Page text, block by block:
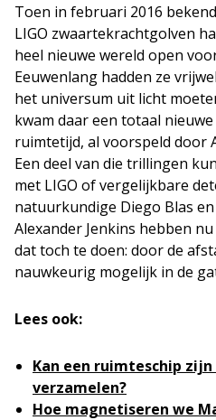
Toen in februari 2016
LIGO zwaartekrachtgolven
heel nieuwe wereld open
Eeuwenlang hadden ze
het universum uit licht
kwam daar een totaal
ruimtetijd, al voorspeld door
Een deel van die trillingen
met LIGO of vergelijkbare
natuurkundige Diego Blas
Alexander Jenkins hebben
dat toch te doen: door de
nauwkeurig mogelijk in de
Lees ook:
Kan een ruimteschip
verzamelen?
Hoe magnetiseren we